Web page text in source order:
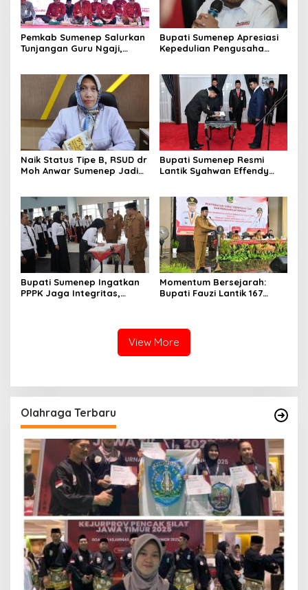
Pemkab Sumenep Salurkan
Tunjangan Guru Ngaji,
Akhlak Generasi
Bupati Sumenep Apresiasi
Kepedulian Pengusaha
Naik Status Tipe B, RSUD dr
Moh Anwar Sumenep Jadi
Bupati Sumenep Resmi
Lantik Syahwan Effendy
Bupati Sumenep Ingatkan
PPPK Jaga Integritas,
Momentum Bersejarah:
Bupati Fauzi Lantik 167
View More
Olahraga Terbaru